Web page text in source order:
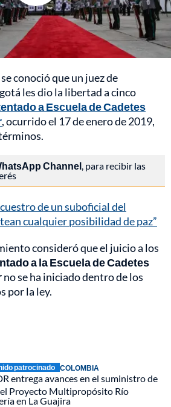
conoció que un juez de
les dio la libertad a cinco
a Escuela de Cadetes
, ocurrido el 17 de enero de 2019,
Channel , para recibir las
de un suboficial del
cualquier posibilidad de paz”
consideró que el juicio a los
a la Escuela de Cadetes
no se ha iniciado dentro de los
por la ley.
patrocinado COLOMBIA
entrega avances en el suministro de
Proyecto Multipropósito Río
en La Guajira